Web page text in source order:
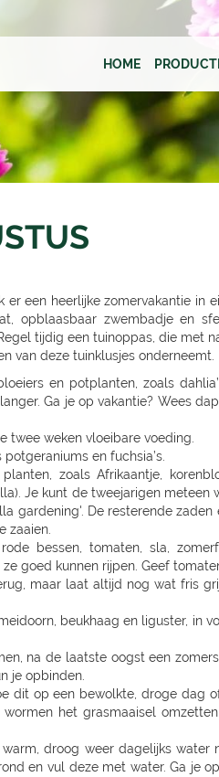
HOME
een heerlijke zomervakantie in
opblaasbaar zwembadje en
tijdig een tuinoppas, die met
van deze tuinklusjes onderneemt.
en potplanten, zoals
Ga je op vakantie? Wees
twee weken vloeibare voeding.
en fuchsia’s.
zoals Afrikaantje,
Je kunt de tweejarigen
gardening'. De resterende
zaaien.
bessen, tomaten, sla,
goed kunnen rijpen. Geef
maar laat altijd nog wat fris
beukhaag en liguster,
na de laatste oogst een
je opbinden.
dit op een bewolkte, droge
het grasmaaisel
droog weer dagelijks
en vul deze met water. Ga je